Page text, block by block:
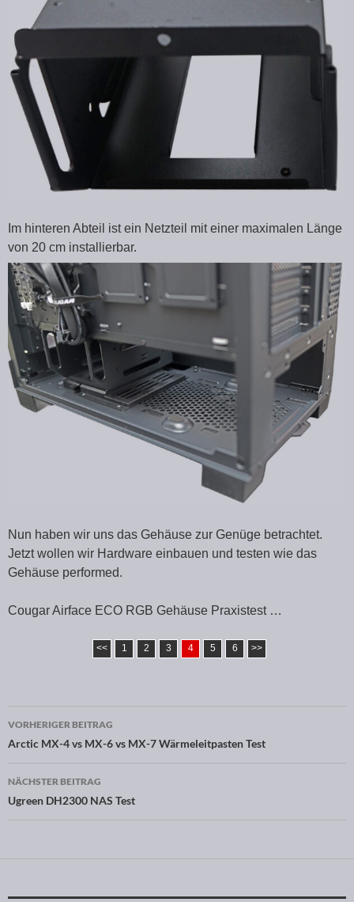
Im hinteren Abteil ist ein Netzteil mit einer maximalen Länge
von 20 cm installierbar.
Nun haben wir uns das Gehäuse zur Genüge betrachtet.
Jetzt wollen wir Hardware einbauen und testen wie das
Gehäuse performed.
Cougar Airface ECO RGB Gehäuse Praxistest …
<< 1 2 3 4 5 6 >>
Beitragsnavigation
VORHERIGER BEITRAG
Arctic MX-4 vs MX-6 vs MX-7 Wärmeleitpasten Test
NÄCHSTER BEITRAG
Ugreen DH2300 NAS Test